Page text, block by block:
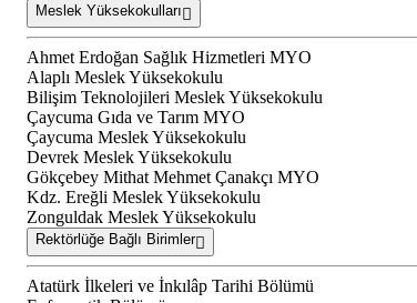
Meslek Yüksekokulları
Ahmet Erdoğan Sağlık Hizmetleri MYO
Alaplı Meslek Yüksekokulu
Bilişim Teknolojileri Meslek Yüksekokulu
Çaycuma Gıda ve Tarım MYO
Çaycuma Meslek Yüksekokulu
Devrek Meslek Yüksekokulu
Gökçebey Mithat Mehmet Çanakçı MYO
Kdz. Ereğli Meslek Yüksekokulu
Zonguldak Meslek Yüksekokulu
Rektörlüğe Bağlı Birimler
Atatürk İlkeleri ve İnkılâp Tarihi Bölümü